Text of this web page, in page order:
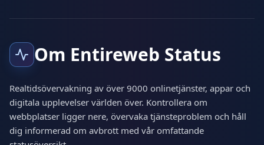
Om Entireweb Status
Realtidsövervakning av över 9000 onlinetjänster, appar och
digitala upplevelser världen över. Kontrollera om
webbplatser ligger nere, övervaka tjänsteproblem och håll
dig informerad om avbrott med vår omfattande